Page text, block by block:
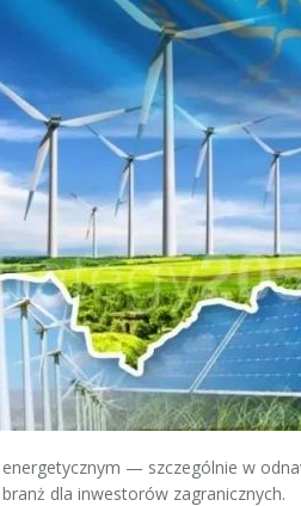
— szczególnie w
dla inwestorów zagranicznych.